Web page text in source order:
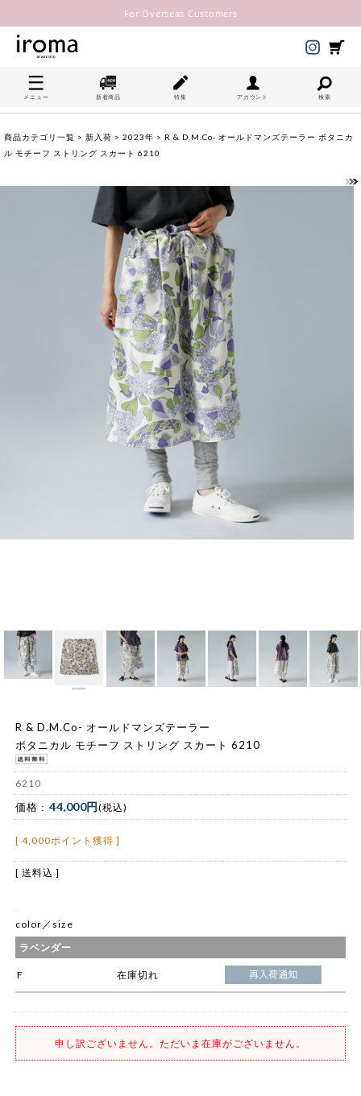
For Overseas Customers
メニュー 新着商品 特集 アカウント 検索
商品カテゴリ一覧 > 新入荷 > 2023年 > R & D.M.Co- オールドマンズテーラー ボタニカ
ル モチーフ ストリング スカート 6210
R & D.M.Co- オールドマンズテーラー
ボタニカル モチーフ ストリング スカート 6210
6210
価格 : 44,000円(税込)
[ 4,000ポイント獲得 ]
[ 送料込 ]
color／size
ラベンダー
F 在庫切れ
申し訳ございません。ただいま在庫がございません。